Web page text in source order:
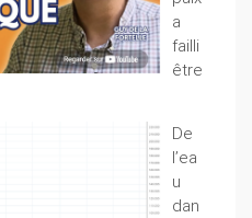
a
failli
être
De
l’ea
u
dan